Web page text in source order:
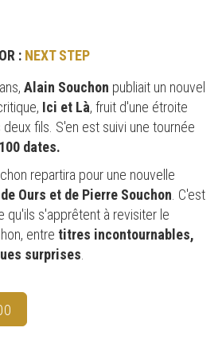
: NEXT STEP
Alain Souchon publiait un nouvel
Ici et Là, fruit d'une étroite
fils. S'en est suivi une tournée
100 dates.
repartira pour une nouvelle
Ours et de Pierre Souchon . C'est
qu'ils s'apprêtent à revisiter le
entre titres incontournables,
surprises